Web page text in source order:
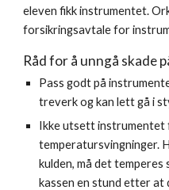
eleven fikk instrumentet.
forsikringsavtale for
Råd for å unngå skade
Pass godt på
treverk og kan lett gå i
Ikke utsett
temperatursvingninger.
kulden, må det
kassen en stund etter at